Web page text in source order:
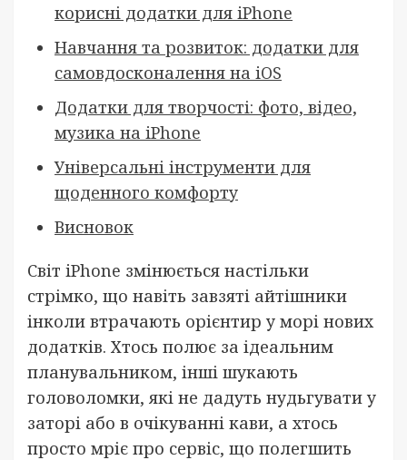
корисні додатки для iPhone
Навчання та розвиток: додатки для
самовдосконалення на iOS
Додатки для творчості: фото, відео,
музика на iPhone
Універсальні інструменти для
щоденного комфорту
Висновок
Світ iPhone змінюється настільки
стрімко, що навіть завзяті айтішники
інколи втрачають орієнтир у морі нових
додатків. Хтось полює за ідеальним
планувальником, інші шукають
головоломки, які не дадуть нудьгувати у
заторі або в очікуванні кави, а хтось
просто мріє про сервіс, що полегшить